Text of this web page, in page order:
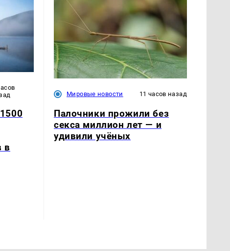
в
Мировые новости 11 часов назад
Палочники прожили без
секса миллион лет — и
удивили учёных